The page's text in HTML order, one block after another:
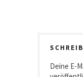
Deine E-